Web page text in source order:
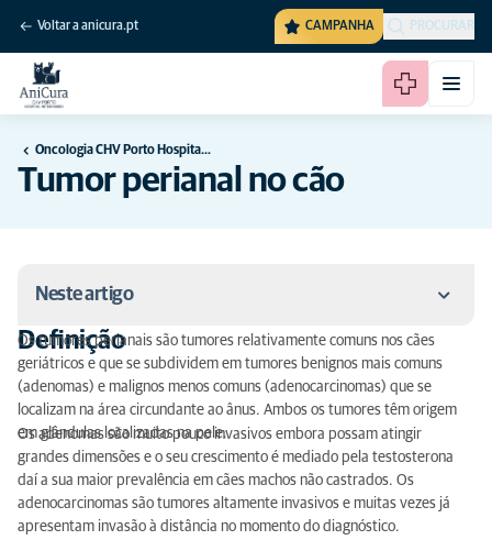
Voltar a anicura.pt CAMPANHA PROCURAR
Oncologia CHV Porto Hospital Veterinário
Tumor perianal no cão
Neste artigo
Definição
Sintomas
Diagnóstico
Tratamento
Definição
Os tumores perianais são tumores relativamente comuns nos cães
geriátricos e que se subdividem em tumores benignos mais comuns
(adenomas) e malignos menos comuns (adenocarcinomas) que se
localizam na área circundante ao ânus. Ambos os tumores têm origem
em glândulas localizadas na pele.
Os adenomas são muito pouco invasivos embora possam atingir
grandes dimensões e o seu crescimento é mediado pela testosterona
daí a sua maior prevalência em cães machos não castrados. Os
adenocarcinomas são tumores altamente invasivos e muitas vezes já
apresentam invasão à distância no momento do diagnóstico.